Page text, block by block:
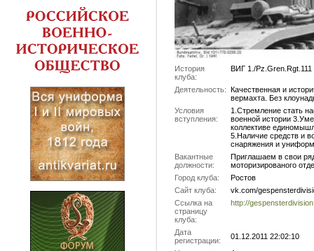
История
клуба:
ВИГ 1./
Деятельность: Качественная и
вермахта. Без
Условия
вступления:
1.Стремление стать
военной истории
коллективе
5.Наличие средств и
снаряжения и
Вакантные
должности:
Приглашаем в свои
моторизированого
Город клуба:
Ростов
Сайт клуба:
vk.com/
Ссылка на
страницу
клуба:
http://
Дата
регистрации:
01.12.2011 22:02:10